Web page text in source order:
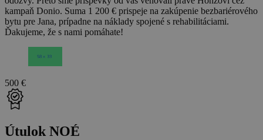
kampaň Donio. Suma 1 200 € prispeje na zakúpenie bezbariérového
bytu pre Jana, prípadne na náklady spojené s rehabilitáciami.
Ďakujeme, že s nami pomáhate!
500 €
Útulok NOÉ